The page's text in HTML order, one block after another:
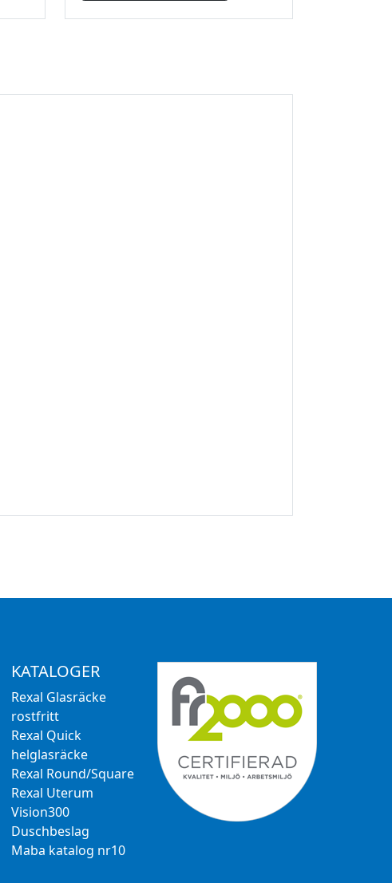
KATALOGER
Rexal Glasräcke
rostfritt
Rexal Quick
helglasräcke
Rexal Round/Square
Rexal Uterum
Vision300
Duschbeslag
Maba katalog nr10